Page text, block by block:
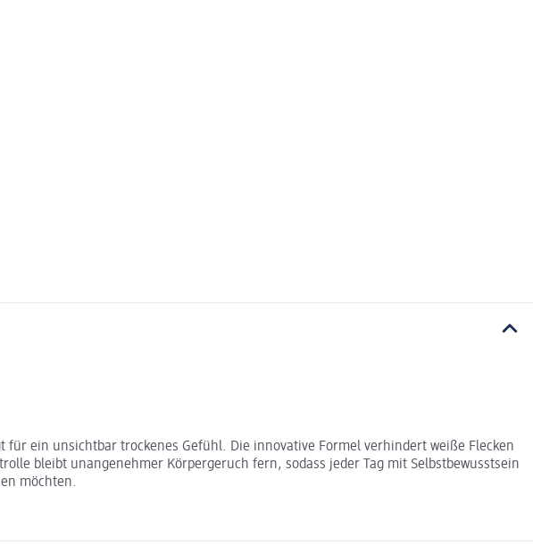
für ein unsichtbar trockenes Gefühl. Die innovative Formel verhindert weiße Flecken
bleibt unangenehmer Körpergeruch fern, sodass jeder Tag mit Selbstbewusstsein
möchten.